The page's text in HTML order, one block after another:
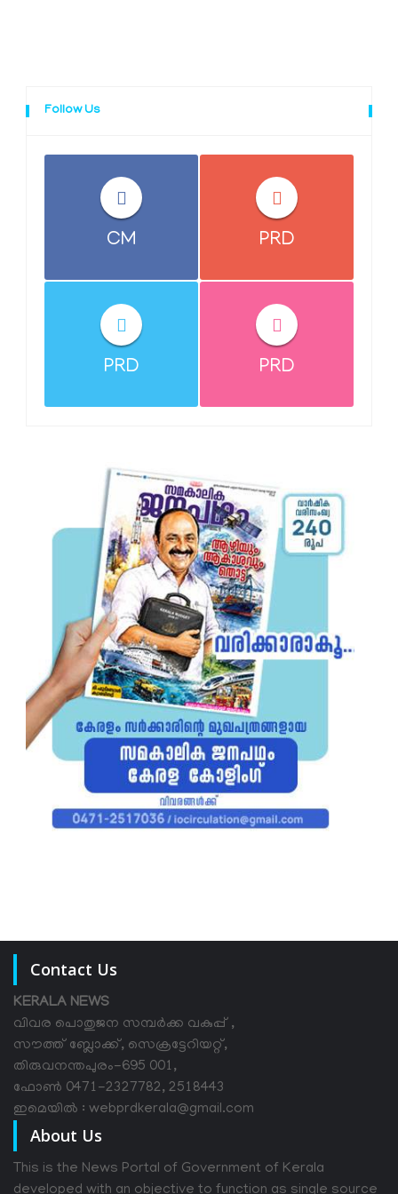
Follow Us
CM PRD
PRD PRD
Contact Us
KERALA NEWS
വിവര പൊതുജന സമ്പര്‍ക്ക വകുപ്പ് ,
സൗത്ത് ബ്ലോക്ക്, സെക്രട്ടേറിയറ്റ്,
തിരുവനന്തപുരം-695 001,
ഫോൺ 0471-2327782, 2518443
ഇമെയിൽ : webprdkerala@gmail.com
About Us
This is the News Portal of Government of Kerala